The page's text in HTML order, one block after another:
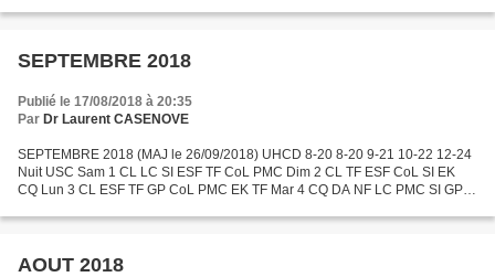
SEPTEMBRE 2018
Publié le 17/08/2018 à 20:35
Par Dr Laurent CASENOVE
SEPTEMBRE 2018 (MAJ le 26/09/2018) UHCD 8-20 8-20 9-21 10-22 12-24
Nuit USC Sam 1 CL LC SI ESF TF CoL PMC Dim 2 CL TF ESF CoL SI EK
CQ Lun 3 CL ESF TF GP CoL PMC EK TF Mar 4 CQ DA NF LC PMC SI GP
AOUT 2018